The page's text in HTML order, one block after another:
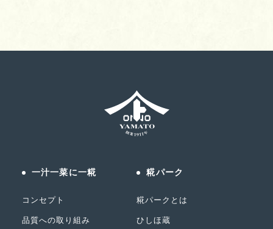
一汁一菜に一糀
コンセプト
品質への取り組み
糀パーク
糀パークとは
ひしほ蔵